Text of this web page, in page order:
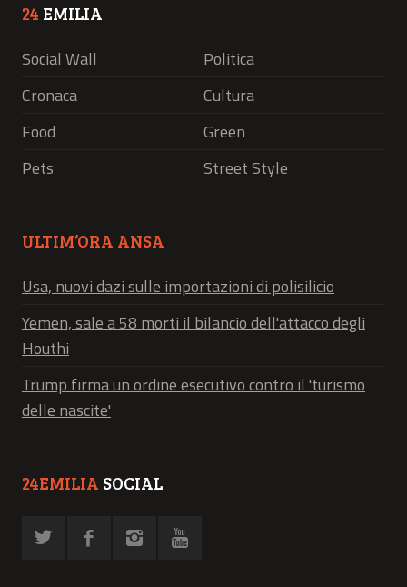
24 EMILIA
Social Wall
Politica
Cronaca
Cultura
Food
Green
Pets
Street Style
ULTIM’ORA ANSA
Usa, nuovi dazi sulle importazioni di polisilicio
Yemen, sale a 58 morti il bilancio dell'attacco degli
Houthi
Trump firma un ordine esecutivo contro il 'turismo
delle nascite'
24EMILIA SOCIAL